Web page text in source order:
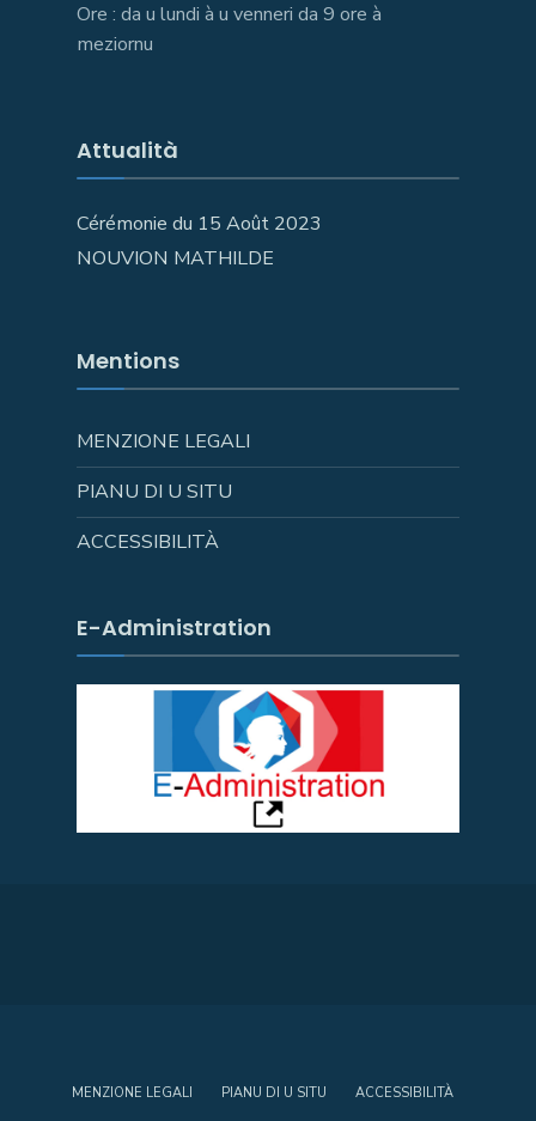
Ore : da u lundi à u venneri da 9 ore à
meziornu
Attualità
Cérémonie du 15 Août 2023
NOUVION MATHILDE
Mentions
MENZIONE LEGALI
PIANU DI U SITU
ACCESSIBILITÀ
E-Administration
MENZIONE LEGALI PIANU DI U SITU ACCESSIBILITÀ